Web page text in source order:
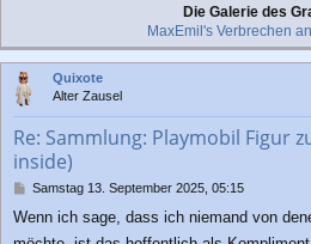
Die Galerie des
MaxEmil's Verbrechen
Quixote
Alter Zausel
Re: Sammlung: Playmobil Figur
inside)
B
i
t
Samstag 13. September 2025, 05:15
Wenn ich sage, dass ich niemand von